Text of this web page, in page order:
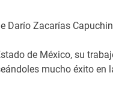
Darío Zacarías
de México, su
mucho éxito en